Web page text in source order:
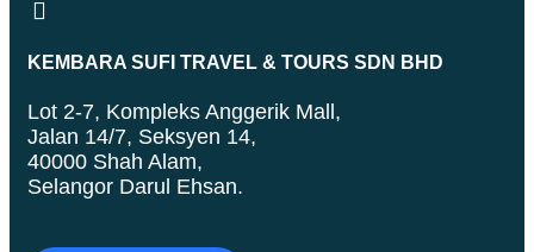
KEMBARA SUFI TRAVEL & TOURS SDN BHD
Lot 2-7, Kompleks Anggerik Mall,
Jalan 14/7, Seksyen 14,
40000 Shah Alam,
Selangor Darul Ehsan.